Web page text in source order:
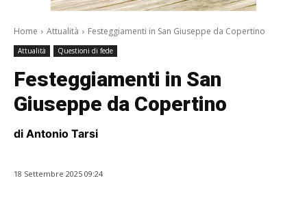
Home Attualità Festeggiamenti in San Giuseppe da Copertino
Attualità Questioni di fede
Festeggiamenti in San
Giuseppe da Copertino
di Antonio Tarsi
18 Settembre 2025 09:24